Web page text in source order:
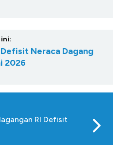
Neraca Dagang
2026
RI Defisit